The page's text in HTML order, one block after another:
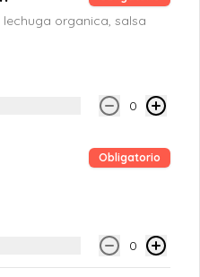
Haru
palta, queso crema, y
Harusame
organica, salsa
0
Obligatorio
0